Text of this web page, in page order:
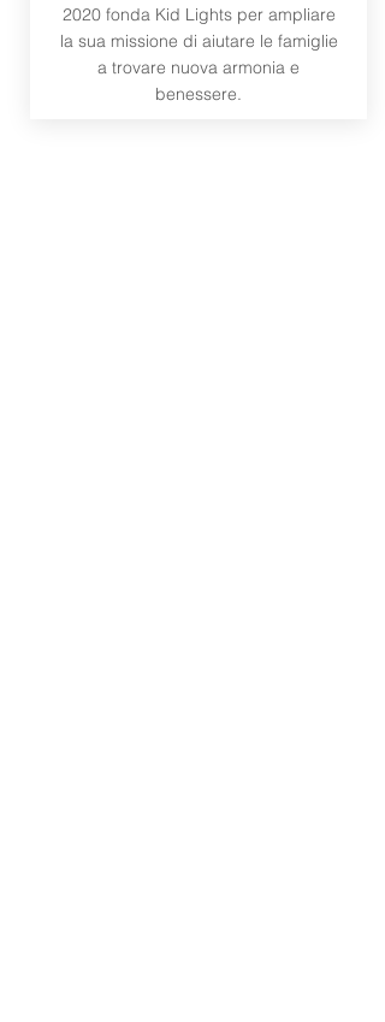
2020 fonda Kid Lights per ampliare
la sua missione di aiutare le famiglie
a trovare nuova armonia e
benessere.